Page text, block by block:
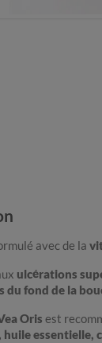
avec de la
ulcérations
du fond de la
Oris est
huile essentielle,